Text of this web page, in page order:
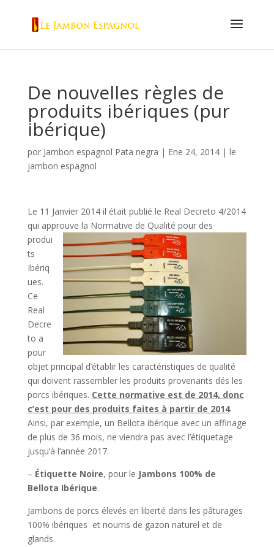
De nouvelles règles de
produits ibériques (pur
ibérique)
por Jambon espagnol Pata negra | Ene 24, 2014| le
jambon espagnol
Le 11 Janvier 2014 il était publié le Real Decreto 4/2014
qui approuve la Normative de Qualité pour des
produi
ts
Ibériq
ues.
Ce
Real
Decre
to a
pour
objet principal d’établir les caractéristiques de qualité
qui doivent rassembler les produits provenants dés les
porcs ibériques. Cette normative est de 2014, donc
c’est pour des produits faites à partir de 2014.
Ainsi, par exemple, un Bellota ibérique avec un affinage
de plus de 36 mois, ne viendra pas avec l’étiquetage
jusqu’à l’année 2017.
– Étiquette Noire, pour le Jambons 100% de
Bellota Ibérique.
Jambons de porcs élevés en liberté dans les pâturages
100% ibériques et nourris de gazon naturel et de
glands.